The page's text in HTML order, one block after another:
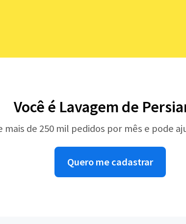
Você é Lavagem de
mais de 250 mil pedidos por mês e pode
Quero me cadastrar